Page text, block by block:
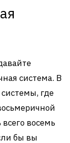
система. В
где
восемь
бы вы